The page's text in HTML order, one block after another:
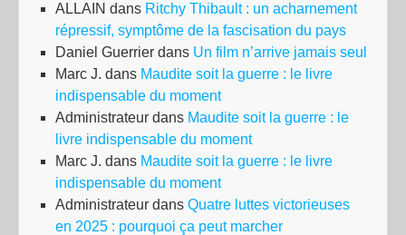
ALLAIN dans Ritchy Thibault : un acharnement
répressif, symptôme de la fascisation du pays
Daniel Guerrier dans Un film n’arrive jamais seul
Marc J. dans Maudite soit la guerre : le livre
indispensable du moment
Administrateur dans Maudite soit la guerre : le
livre indispensable du moment
Marc J. dans Maudite soit la guerre : le livre
indispensable du moment
Administrateur dans Quatre luttes victorieuses
en 2025 : pourquoi ça peut marcher